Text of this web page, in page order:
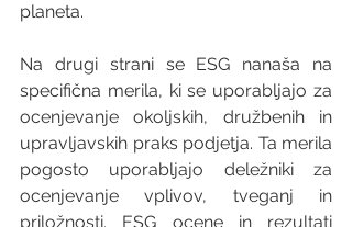
planeta.
Na drugi strani se ESG nanaša na
specifična merila, ki se uporabljajo za
ocenjevanje okoljskih, družbenih in
upravljavskih praks podjetja. Ta merila
pogosto uporabljajo deležniki za
ocenjevanje vplivov, tveganj in
priložnosti. ESG ocene in rezultati